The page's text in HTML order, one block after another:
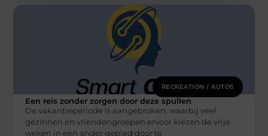
RECREATION / AUTOS
Een reis zonder zorgen door deze spullen
De vakantieperiode is aangebroken, waarbij veel
gezinnen en vriendengroepen ervoor kiezen de vrije
weken in een ander gebied door te